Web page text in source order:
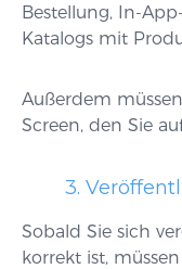
Bestellung, In-
Katalogs mit
Außerdem
Screen, den Sie
3.
Sobald Sie sich
korrekt ist,